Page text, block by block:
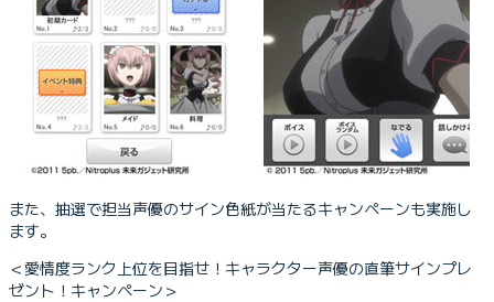
また、抽選で担当声優のサイン色紙が当たるキャンペーンも実施し
ます。
＜愛情度ランク上位を目指せ！キャラクター声優の直筆サインプレ
ゼント！キャンペーン＞